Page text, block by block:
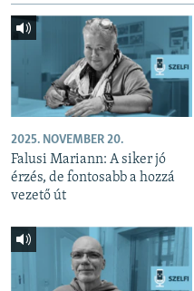
2025. NOVEMBER 20.
Falusi Mariann: A siker jó
érzés, de fontosabb a hozzá
vezető út